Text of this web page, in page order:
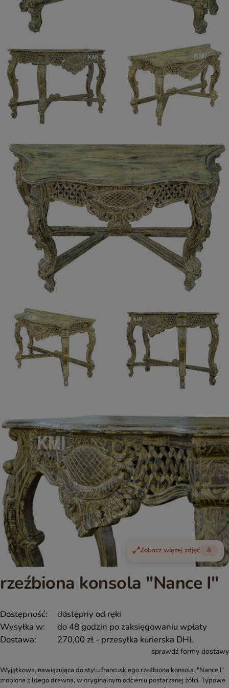
Zobacz więcej zdjęć 8
rzeźbiona konsola "Nance I"
Dostępność:
dostępny od ręki
Wysyłka w:
do 48 godzin po zaksięgowaniu wpłaty
Dostawa:
270,00 zł - przesyłka kurierska DHL
sprawdź formy dostawy
Wyjątkowa, nawiązująca do stylu francuskiego rzeźbiona konsola "Nance I"
zrobiona z litego drewna, w oryginalnym odcieniu postarzanej żółci. Typowe